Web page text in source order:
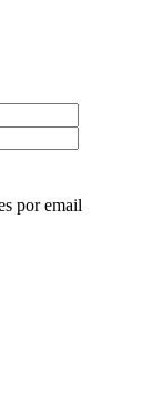
por email